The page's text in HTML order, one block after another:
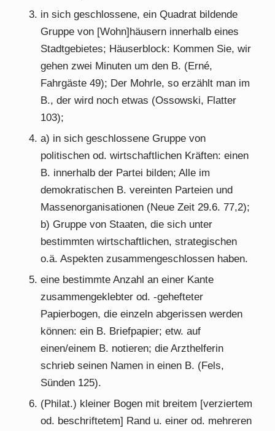
in sich geschlossene, ein Quadrat bildende
Gruppe von [Wohn]häusern innerhalb eines
Stadtgebietes; Häuserblock: Kommen Sie, wir
gehen zwei Minuten um den B. (Erné,
Fahrgäste 49); Der Mohrle, so erzählt man im
B., der wird noch etwas (Ossowski, Flatter
103);
a) in sich geschlossene Gruppe von
politischen od. wirtschaftlichen Kräften: einen
B. innerhalb der Partei bilden; Alle im
demokratischen B. vereinten Parteien und
Massenorganisationen (Neue Zeit 29.6. 77,2);
b) Gruppe von Staaten, die sich unter
bestimmten wirtschaftlichen, strategischen
o.ä. Aspekten zusammengeschlossen haben.
eine bestimmte Anzahl an einer Kante
zusammengeklebter od. -gehefteter
Papierbogen, die einzeln abgerissen werden
können: ein B. Briefpapier; etw. auf
einen/einem B. notieren; die Arzthelferin
schrieb seinen Namen in einen B. (Fels,
Sünden 125).
(Philat.) kleiner Bogen mit breitem [verziertem
od. beschriftetem] Rand u. einer od. mehreren